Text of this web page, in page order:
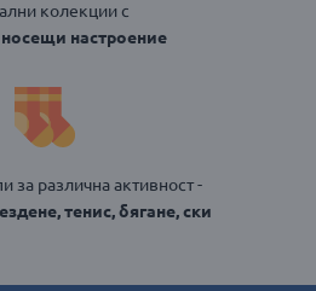
колекции с
настроение
за различна активност -
тенис, бягане, ски